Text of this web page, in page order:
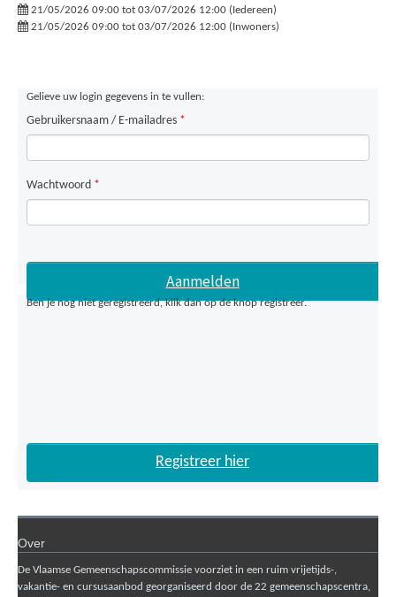
21/05/2026 09:00 tot 03/07/2026 12:00 (Iedereen)
21/05/2026 09:00 tot 03/07/2026 12:00 (Inwoners)
Gelieve uw login gegevens in te vullen:
Gebruikersnaam / E-mailadres *
Wachtwoord *
Ben je nog niet geregistreerd, klik dan op de knop registreer.
Registreer hier
Over
De Vlaamse Gemeenschapscommissie voorziet in een ruim vrijetijds-,
vakantie- en cursusaanbod georganiseerd door de 22 gemeenschapscentra,